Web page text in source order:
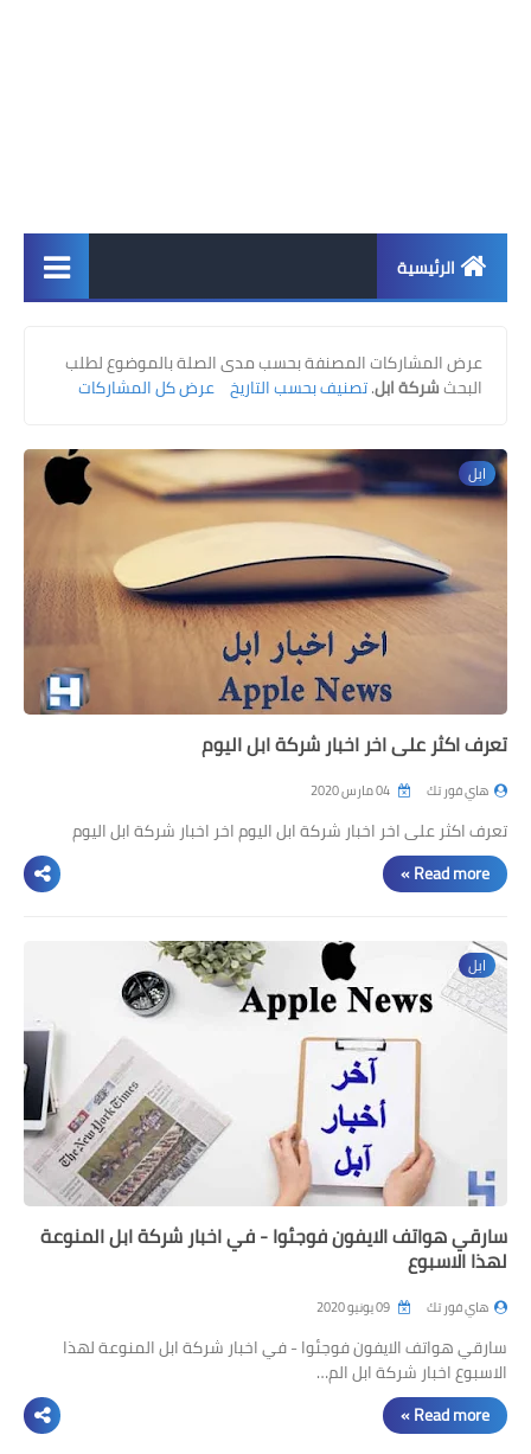
الرئيسية
ابل
ويندوز
مراجعات
العاب
ذكاء اصطناعي
عرض المشاركات المصنفة بحسب مدى الصلة بالموضوع لطلب
البحثشركة ابل.تصنيف بحسب التاريخ عرض كل المشاركات
ابل
تعرف اكثر على اخر اخبار شركة ابل اليوم
هاي فور تك
تعرف اكثر على اخر اخبار شركة ابل اليوم اخر اخبار شركة ابل اليوم
Read more »
ابل
سارقي هواتف الايفون فوجئوا - في اخبار شركة ابل المنوعة
لهذا الاسبوع
هاي فور تك
سارقي هواتف الايفون فوجئوا - في اخبار شركة ابل المنوعة لهذا
الاسبوع اخبار شركة ابل الم…
Read more »